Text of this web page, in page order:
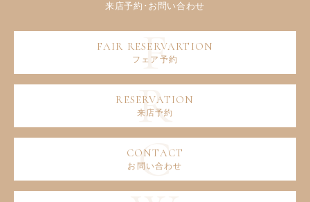
フェア予約
来店予約
お問い合わせ